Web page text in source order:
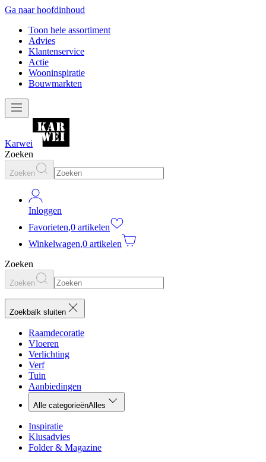
Ga naar hoofdinhoud
Toon hele assortiment
Advies
Klantenservice
Actie
Wooninspiratie
Bouwmarkten
Karwei
Zoeken
Zoeken
Inloggen
Favorieten,0 artikelen
Winkelwagen,0 artikelen
Zoeken
Zoeken
Zoekbalk sluiten
Raamdecoratie
Vloeren
Verlichting
Verf
Tuin
Aanbiedingen
Alle categorieënAlles
Inspiratie
Klusadvies
Folder & Magazine